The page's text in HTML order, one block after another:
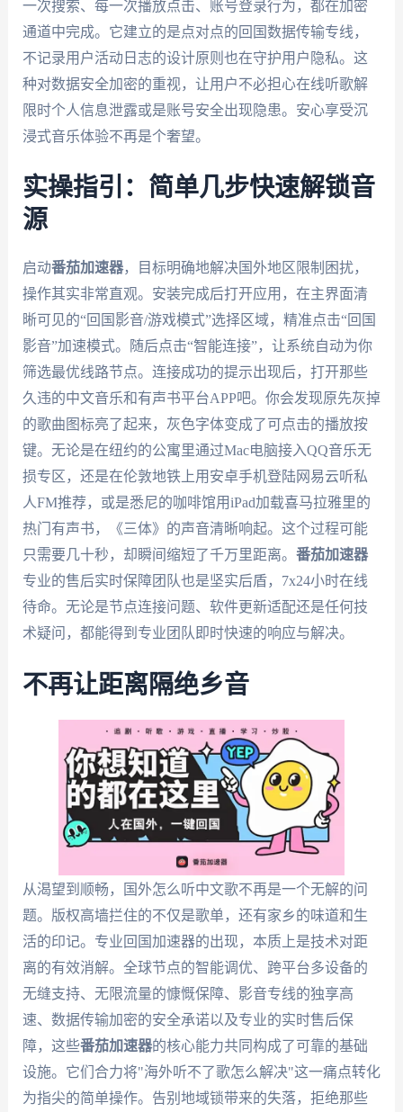
一次搜索、每一次播放点击、账号登录行为，都在加密
通道中完成。它建立的是点对点的回国数据传输专线，
不记录用户活动日志的设计原则也在守护用户隐私。这
种对数据安全加密的重视，让用户不必担心在线听歌解
限时个人信息泄露或是账号安全出现隐患。安心享受沉
浸式音乐体验不再是个奢望。
实操指引：简单几步快速解锁音
源
启动番茄加速器，目标明确地解决国外地区限制困扰，
操作其实非常直观。安装完成后打开应用，在主界面清
晰可见的“回国影音/游戏模式”选择区域，精准点击“回国
影音”加速模式。随后点击“智能连接”，让系统自动为你
筛选最优线路节点。连接成功的提示出现后，打开那些
久违的中文音乐和有声书平台APP吧。你会发现原先灰掉
的歌曲图标亮了起来，灰色字体变成了可点击的播放按
键。无论是在纽约的公寓里通过Mac电脑接入QQ音乐无
损专区，还是在伦敦地铁上用安卓手机登陆网易云听私
人FM推荐，或是悉尼的咖啡馆用iPad加载喜马拉雅里的
热门有声书，《三体》的声音清晰响起。这个过程可能
只需要几十秒，却瞬间缩短了千万里距离。 番茄加速器
专业的售后实时保障团队也是坚实后盾，7x24小时在线
待命。无论是节点连接问题、软件更新适配还是任何技
术疑问，都能得到专业团队即时快速的响应与解决。
不再让距离隔绝乡音
从渴望到顺畅，国外怎么听中文歌不再是一个无解的问
题。版权高墙拦住的不仅是歌单，还有家乡的味道和生
活的印记。专业回国加速器的出现，本质上是技术对距
离的有效消解。全球节点的智能调优、跨平台多设备的
无缝支持、无限流量的慷慨保障、影音专线的独享高
速、数据传输加密的安全承诺以及专业的实时售后保
障，这些番茄加速器的核心能力共同构成了可靠的基础
设施。它们合力将"海外听不了歌怎么解决"这一痛点转化
为指尖的简单操作。告别地域锁带来的失落，拒绝那些